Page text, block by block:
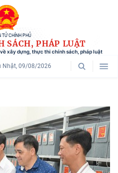
TỬ CHÍNH PHỦ
SÁCH, PHÁP LUẬT
xây dựng, thực thi chính sách, pháp luật
Nhật, 09/08/2026